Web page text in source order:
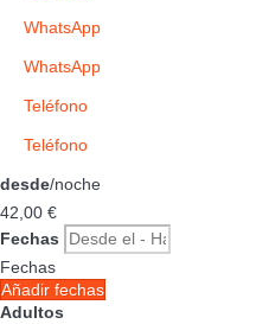
WhatsApp
WhatsApp
Teléfono
Teléfono
desde/noche
42, 00 €
Fechas
Fechas
Añadir fechas
Adultos